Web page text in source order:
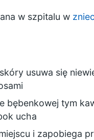
w szpitalu w
usuwa się
bębenkowej tym
ucha
i zapobiega